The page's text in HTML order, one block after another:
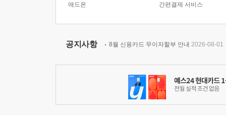
애드온
간편결제 서비스
공지사항 8월 신용카드 무이자할부 안내 2026-08-01